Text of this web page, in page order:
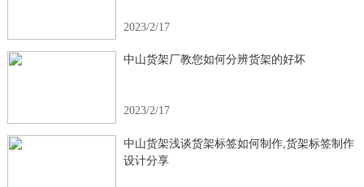
2023/2/17
中山货架厂教您如何分辨货架的好坏
2023/2/17
中山货架浅谈货架标签如何制作,货架标签制作
设计分享